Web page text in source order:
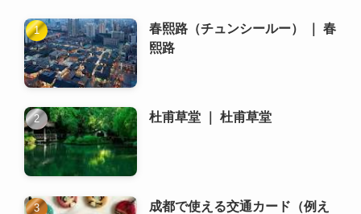
春熙路（チュンシールー） ｜ 春
熙路
杜甫草堂 ｜ 杜甫草堂
成都で使える交通カード（例え